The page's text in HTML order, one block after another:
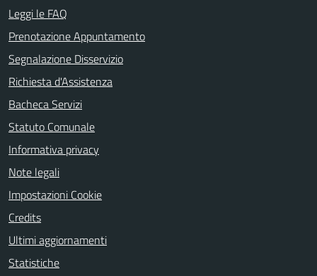
Leggi le FAQ
Prenotazione Appuntamento
Segnalazione Disservizio
Richiesta d'Assistenza
Bacheca Servizi
Statuto Comunale
Informativa privacy
Note legali
Impostazioni Cookie
Credits
Ultimi aggiornamenti
Statistiche